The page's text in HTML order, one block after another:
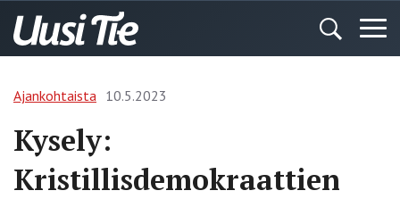
Ajankohtaista 10.5.2023
Kysely:
Kristillisdemokraattien